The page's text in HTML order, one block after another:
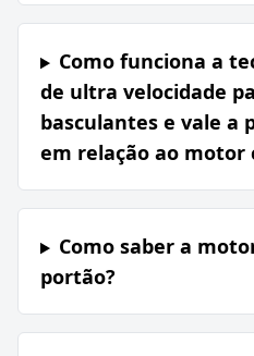
Como funciona a
de ultra velocidade
basculantes e vale a
em relação ao motor
Como saber a
portão?